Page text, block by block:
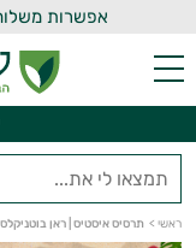
אפשרות
ראשי > תרסיס איסטיס | ראן בוטניקלס
יועץ בריאות אישי AI